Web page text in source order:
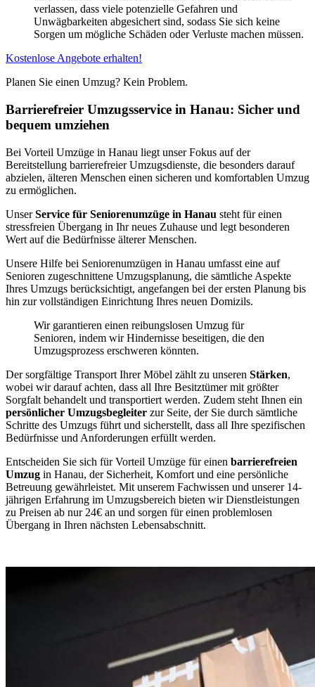
verlassen, dass viele potenzielle Gefahren und
Unwägbarkeiten abgesichert sind, sodass Sie sich keine
Sorgen um mögliche Schäden oder Verluste machen müssen.
Kostenlose Angebote erhalten!
Planen Sie einen Umzug? Kein Problem.
Barrierefreier Umzugsservice in Hanau: Sicher und
bequem umziehen
Bei Vorteil Umzüge in Hanau liegt unser Fokus auf der
Bereitstellung barrierefreier Umzugsdienste, die besonders darauf
abzielen, älteren Menschen einen sicheren und komfortablen Umzug
zu ermöglichen.
UnserService für Seniorenumzüge in Hanau steht für einen
stressfreien Übergang in Ihr neues Zuhause und legt besonderen
Wert auf die Bedürfnisse älterer Menschen.
Unsere Hilfe bei Seniorenumzügen in Hanau umfasst eine auf
Senioren zugeschnittene Umzugsplanung, die sämtliche Aspekte
Ihres Umzugs berücksichtigt, angefangen bei der ersten Planung bis
hin zur vollständigen Einrichtung Ihres neuen Domizils.
Wir garantieren einen reibungslosen Umzug für
Senioren, indem wir Hindernisse beseitigen, die den
Umzugsprozess erschweren könnten.
Der sorgfältige Transport Ihrer Möbel zählt zu unseren Stärken,
wobei wir darauf achten, dass all Ihre Besitztümer mit größter
Sorgfalt behandelt und transportiert werden. Zudem steht Ihnen ein
persönlicher Umzugsbegleiter zur Seite, der Sie durch sämtliche
Schritte des Umzugs führt und sicherstellt, dass all Ihre spezifischen
Bedürfnisse und Anforderungen erfüllt werden.
Entscheiden Sie sich für Vorteil Umzüge für einen barrierefreien
Umzug in Hanau, der Sicherheit, Komfort und eine persönliche
Betreuung gewährleistet. Mit unserem Fachwissen und unserer 14-
jährigen Erfahrung im Umzugsbereich bieten wir Dienstleistungen
zu Preisen ab nur 24€ an und sorgen für einen problemlosen
Übergang in Ihren nächsten Lebensabschnitt.